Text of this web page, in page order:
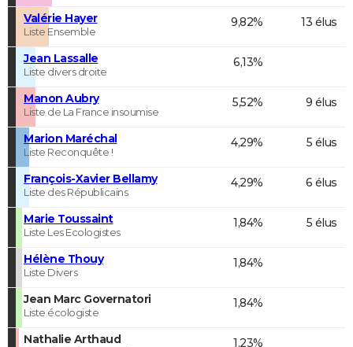
Valérie Hayer
Liste Ensemble
9,82% 13 élus
Jean Lassalle
Liste divers droite
6,13%
Manon Aubry
Liste de La France insoumise
5,52% 9 élus
Marion Maréchal
Liste Reconquête !
4,29% 5 élus
François-Xavier Bellamy
Liste des Républicains
4,29% 6 élus
Marie Toussaint
Liste Les Ecologistes
1,84% 5 élus
Hélène Thouy
Liste Divers
1,84%
Jean Marc Governatori
Liste écologiste
1,84%
Nathalie Arthaud 1,23%